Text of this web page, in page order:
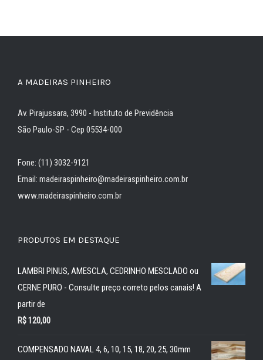
A MADEIRAS PINHEIRO
Av. Pirajussara, 3990 - Instituto de Previdência
São Paulo-SP - Cep 05534-000
Fone: (11) 3032-9121
Email: madeiraspinheiro@madeiraspinheiro.com.br
www.madeiraspinheiro.com.br
PRODUTOS EM DESTAQUE
LAMBRI PINUS, AMESCLA, CEDRINHO MESCLADO ou
CERNE PURO - Consulte preço correto pelos canais! A
partir de
R$120,00
COMPENSADO NAVAL 4, 6, 10, 15, 18, 20, 25, 30mm